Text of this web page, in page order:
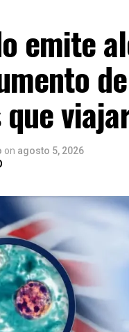
emite
on agosto 5, 2026